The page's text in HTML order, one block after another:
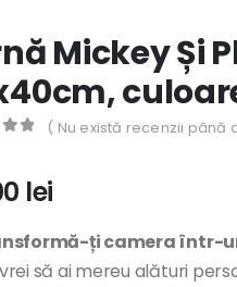
Mickey Și
( Nu există recenzii până
lei
ți camera într-
să ai mereu alături